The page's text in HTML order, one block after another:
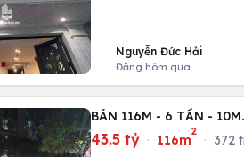
Nguyễn Đức Hải
Đăng hôm qua
BÁN 116M - 6 TẦN -
43.5 tỷ · 116m
2
· 372